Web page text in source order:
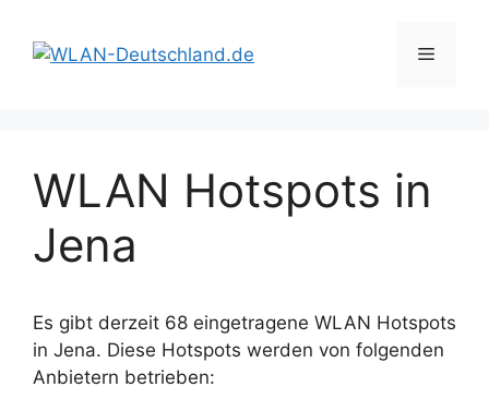
Inhalt
springen
Menü
WLAN Hotspots in
Jena
Es gibt derzeit 68 eingetragene WLAN Hotspots
in Jena. Diese Hotspots werden von folgenden
Anbietern betrieben: